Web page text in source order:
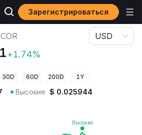
Зарегистрироваться
Ecorpay ECOR
+1.74%
USD
30D 60D 200D 1Y
Высокие $ 0.025944